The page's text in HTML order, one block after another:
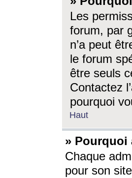
Les
forum, par
n’a peut
le forum
être seuls
Contactez
pourquoi
Haut
» Pourquoi
Chaque
pour son